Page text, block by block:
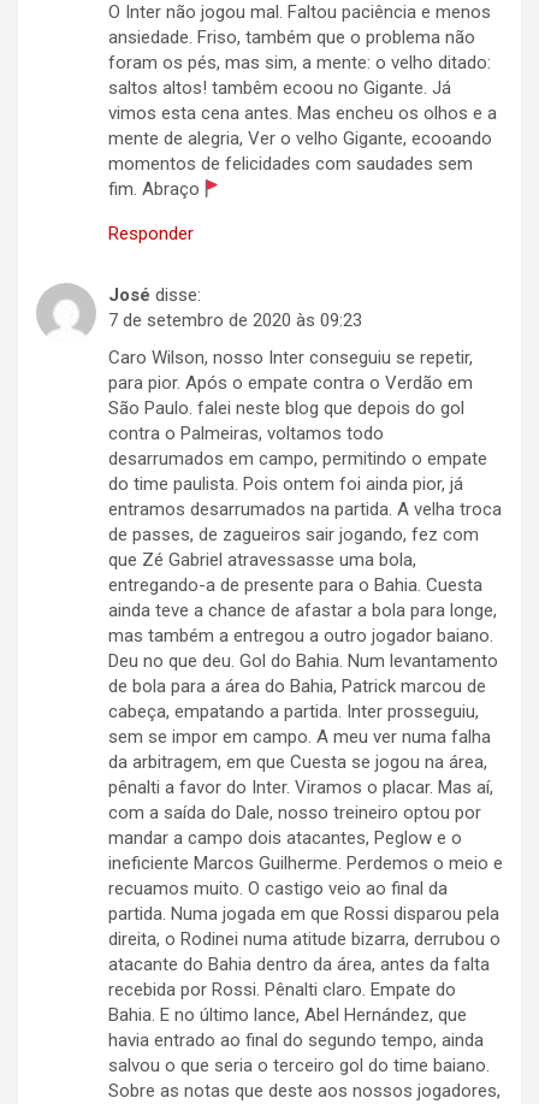
O Inter não jogou mal. Faltou paciência e menos
ansiedade. Friso, também que o problema não
foram os pés, mas sim, a mente: o velho ditado:
saltos altos! tambêm ecoou no Gigante. Já
vimos esta cena antes. Mas encheu os olhos e a
mente de alegria, Ver o velho Gigante, ecooando
momentos de felicidades com saudades sem
fim. Abraço
Responder
José disse:
7 de setembro de 2020 às 09:23
Caro Wilson, nosso Inter conseguiu se repetir,
para pior. Após o empate contra o Verdão em
São Paulo. falei neste blog que depois do gol
contra o Palmeiras, voltamos todo
desarrumados em campo, permitindo o empate
do time paulista. Pois ontem foi ainda pior, já
entramos desarrumados na partida. A velha troca
de passes, de zagueiros sair jogando, fez com
que Zé Gabriel atravessasse uma bola,
entregando-a de presente para o Bahia. Cuesta
ainda teve a chance de afastar a bola para longe,
mas também a entregou a outro jogador baiano.
Deu no que deu. Gol do Bahia. Num levantamento
de bola para a área do Bahia, Patrick marcou de
cabeça, empatando a partida. Inter prosseguiu,
sem se impor em campo. A meu ver numa falha
da arbitragem, em que Cuesta se jogou na área,
pênalti a favor do Inter. Viramos o placar. Mas aí,
com a saída do Dale, nosso treineiro optou por
mandar a campo dois atacantes, Peglow e o
ineficiente Marcos Guilherme. Perdemos o meio e
recuamos muito. O castigo veio ao final da
partida. Numa jogada em que Rossi disparou pela
direita, o Rodinei numa atitude bizarra, derrubou o
atacante do Bahia dentro da área, antes da falta
recebida por Rossi. Pênalti claro. Empate do
Bahia. E no último lance, Abel Hernández, que
havia entrado ao final do segundo tempo, ainda
salvou o que seria o terceiro gol do time baiano.
Sobre as notas que deste aos nossos jogadores,